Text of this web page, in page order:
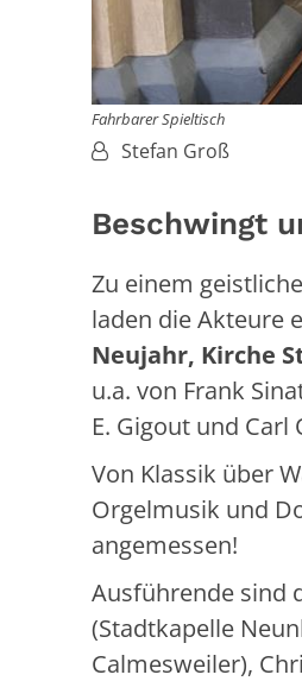
Fahrbarer Spieltisch
Von:Stefan Groß
Beschwingt
Zu einem
laden die Akteure
Neujahr, Kirche
u.a. von Frank
E. Gigout und Carl
Von Klassik über
Orgelmusik und
angemessen!
Ausführende sind
(Stadtkapelle
Calmesweiler),